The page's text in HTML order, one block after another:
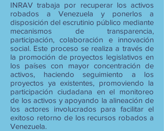
INRAV trabaja por recuperar los activos
robados a Venezuela y ponerlos a
disposición del escrutinio público mediante
mecanismos de transparencia,
participación, colaboración e innovación
social. Este proceso se realiza a través de
la promoción de proyectos legislativos en
los países con mayor concentración de
activos, haciendo seguimiento a los
proyectos ya existentes, promoviendo la
participación ciudadana en el monitoreo
de los activos y apoyando la alineación de
los actores involucrados para facilitar el
exitoso retorno de los recursos robados a
Venezuela.